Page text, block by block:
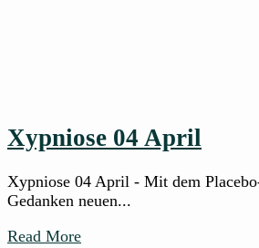
Xypniose 04 April
Xypniose 04 April - Mit dem
Gedanken neuen...
Read More